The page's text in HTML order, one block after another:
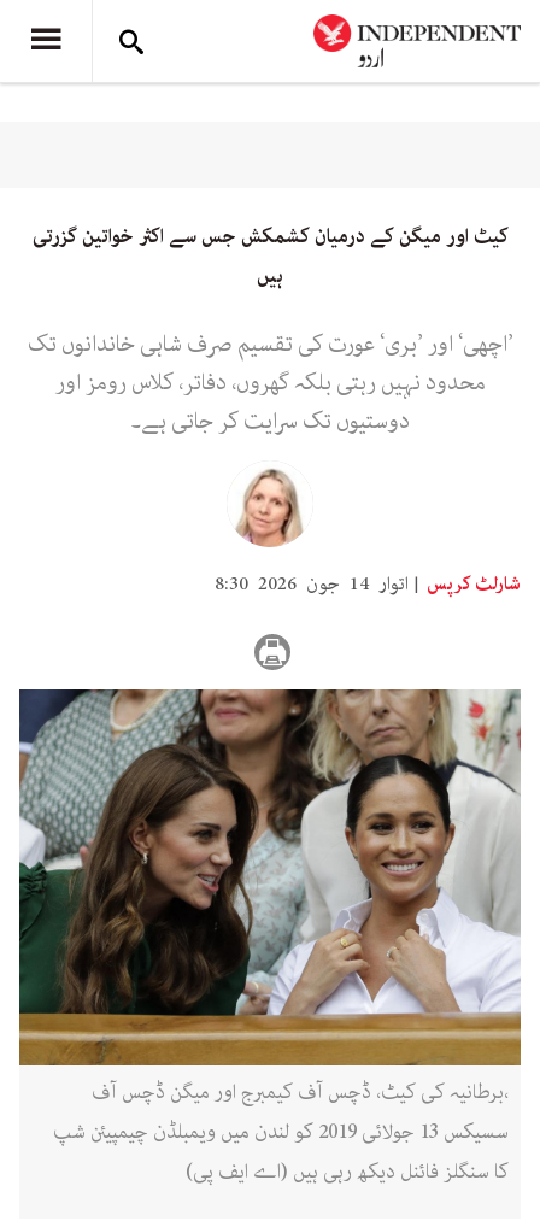
کیٹ اور میگن کے درمیان کشمکش جس سے اکثر خواتین گزرتی
ہیں
’اچھی‘ اور ’بری‘ عورت کی تقسیم صرف شاہی خاندانوں تک
محدود نہیں رہتی بلکہ گھروں، دفاتر، کلاس رومز اور
دوستیوں تک سرایت کر جاتی ہے۔
شارلٹ کرپس اتوار 14 جون 2026 8:30
،برطانیہ کی کیٹ، ڈچس آف کیمبرج اور میگن ڈچس آف
سسیکس 13 جولائی 2019 کو لندن میں ویمبلڈن چیمپیئن شپ
کا سنگلز فائنل دیکھ رہی ہیں (اے ایف پی)